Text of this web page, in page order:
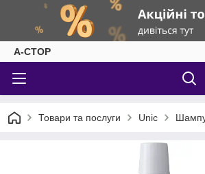
А-СТОР
Товари та послуги Unic